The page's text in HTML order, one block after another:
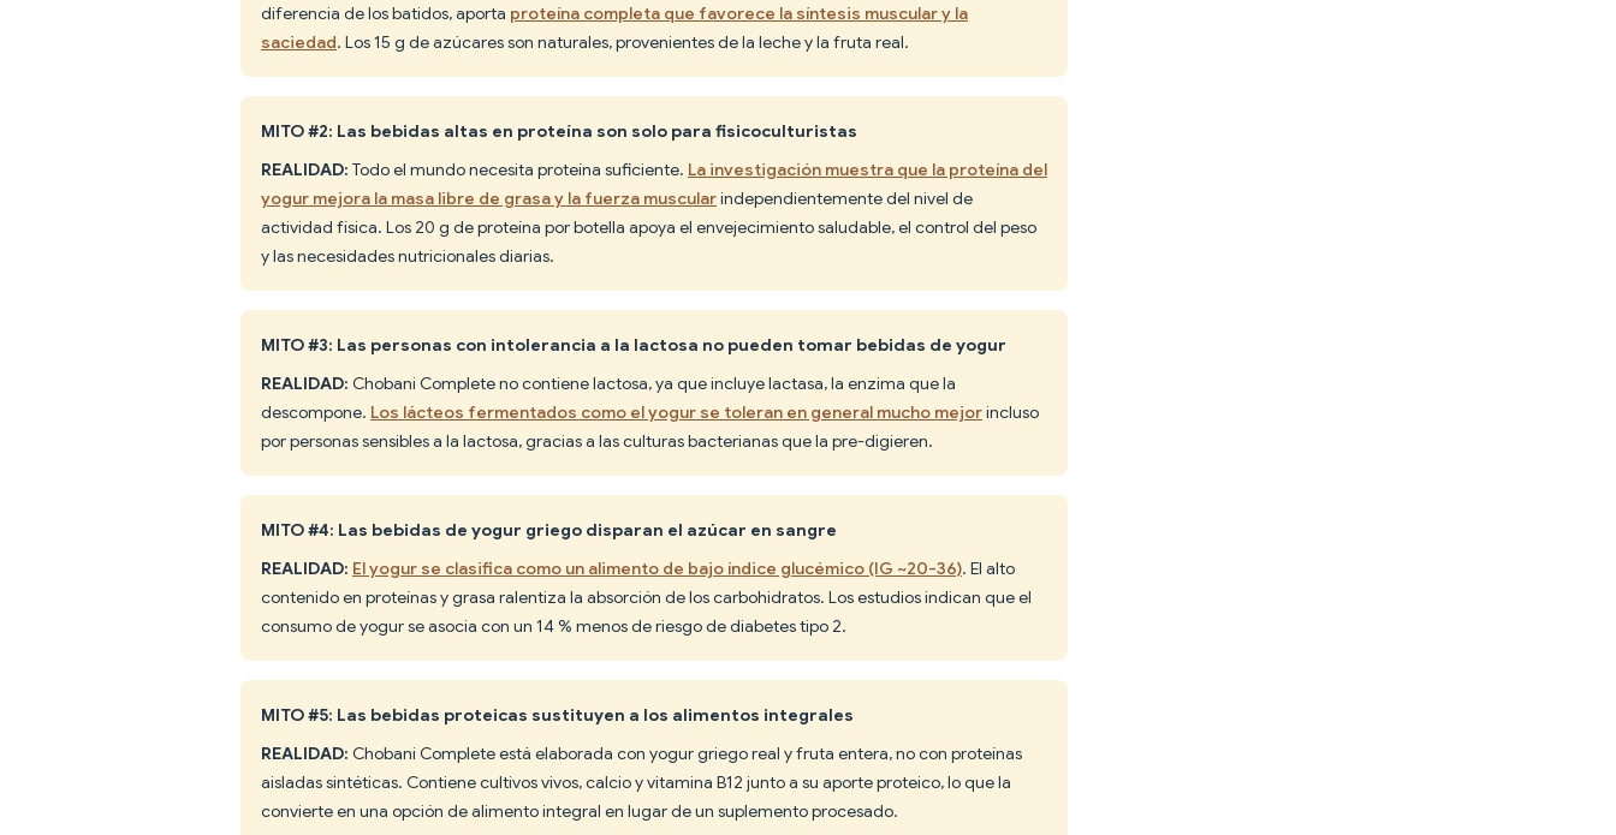
diferencia de los batidos, aporta proteína completa que favorece la síntesis muscular y la
saciedad. Los 15 g de azúcares son naturales, provenientes de la leche y la fruta real.
MITO #2: Las bebidas altas en proteína son solo para fisicoculturistas
REALIDAD: Todo el mundo necesita proteína suficiente. La investigación muestra que la proteína del
yogur mejora la masa libre de grasa y la fuerza muscularindependientemente del nivel de
actividad física. Los 20 g de proteína por botella apoya el envejecimiento saludable, el control del peso
y las necesidades nutricionales diarias.
MITO #3: Las personas con intolerancia a la lactosa no pueden tomar bebidas de yogur
REALIDAD: Chobani Complete no contiene lactosa, ya que incluye lactasa, la enzima que la
descompone. Los lácteos fermentados como el yogur se toleran en general mucho mejorincluso
por personas sensibles a la lactosa, gracias a las culturas bacterianas que la pre-digieren.
MITO #4: Las bebidas de yogur griego disparan el azúcar en sangre
REALIDAD: El yogur se clasifica como un alimento de bajo índice glucémico (IG ~20-36). El alto
contenido en proteínas y grasa ralentiza la absorción de los carbohidratos. Los estudios indican que el
consumo de yogur se asocia con un 14 % menos de riesgo de diabetes tipo 2.
MITO #5: Las bebidas proteicas sustituyen a los alimentos integrales
REALIDAD: Chobani Complete está elaborada con yogur griego real y fruta entera, no con proteínas
aisladas sintéticas. Contiene cultivos vivos, calcio y vitamina B12 junto a su aporte proteico, lo que la
convierte en una opción de alimento integral en lugar de un suplemento procesado.